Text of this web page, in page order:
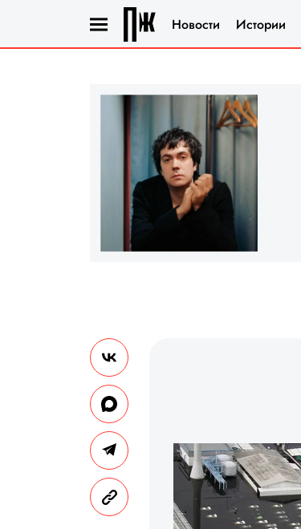
Новости Истории